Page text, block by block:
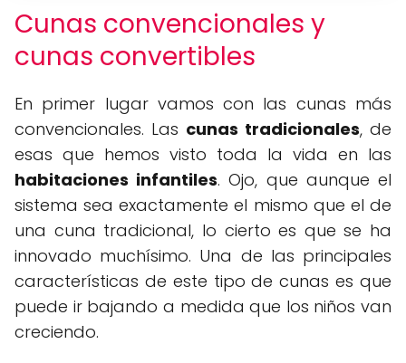
Cunas convencionales y
cunas convertibles
En primer lugar vamos con las cunas más
convencionales. Las cunas tradicionales, de
esas que hemos visto toda la vida en las
habitaciones infantiles. Ojo, que aunque el
sistema sea exactamente el mismo que el de
una cuna tradicional, lo cierto es que se ha
innovado muchísimo. Una de las principales
características de este tipo de cunas es que
puede ir bajando a medida que los niños van
creciendo.